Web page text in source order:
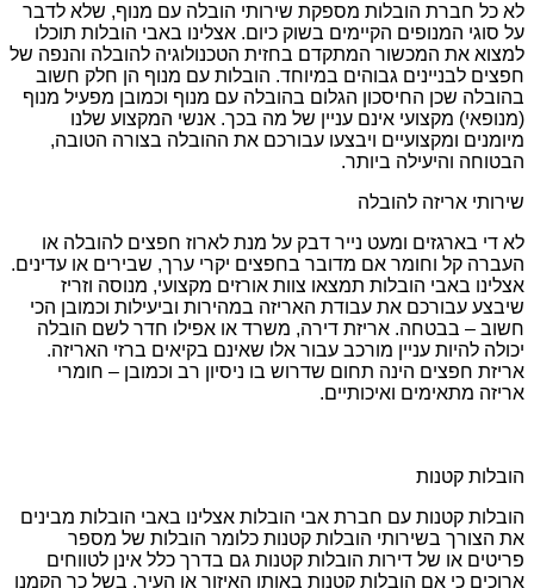
לא כל חברת הובלות מספקת שירותי הובלה עם מנוף, שלא לדבר
על סוגי המנופים הקיימים בשוק כיום. אצלינו באבי הובלות תוכלו
למצוא את המכשור המתקדם בחזית הטכנולוגיה להובלה והנפה של
חפצים לבניינים גבוהים במיוחד. הובלות עם מנוף הן חלק חשוב
בהובלה שכן החיסכון הגלום בהובלה עם מנוף וכמובן מפעיל מנוף
(מנופאי) מקצועי אינם עניין של מה בכך. אנשי המקצוע שלנו
מיומנים ומקצועיים ויבצעו עבורכם את ההובלה בצורה הטובה,
הבטוחה והיעילה ביותר.
שירותי אריזה להובלה
לא די בארגזים ומעט נייר דבק על מנת לארוז חפצים להובלה או
העברה קל וחומר אם מדובר בחפצים יקרי ערך, שבירים או עדינים.
אצלינו באבי הובלות תמצאו צוות אורזים מקצועי, מנוסה וזריז
שיבצע עבורכם את עבודת האריזה במהירות וביעילות וכמובן הכי
חשוב – בבטחה. אריזת דירה, משרד או אפילו חדר לשם הובלה
יכולה להיות עניין מורכב עבור אלו שאינם בקיאים ברזי האריזה.
אריזת חפצים הינה תחום שדרוש בו ניסיון רב וכמובן – חומרי
אריזה מתאימים ואיכותיים.
הובלות קטנות
הובלות קטנות עם חברת אבי הובלות אצלינו באבי הובלות מבינים
את הצורך בשירותי הובלות קטנות כלומר הובלות של מספר
פריטים או של דירות הובלות קטנות גם בדרך כלל אינן לטווחים
ארוכים כי אם הובלות קטנות באותו האיזור או העיר. בשל כך הקמנו